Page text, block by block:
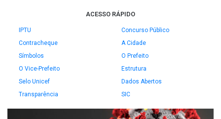
ACESSO RÁPIDO
IPTU
Concurso Público
Contracheque
A Cidade
Símbolos
O Prefeito
O Vice-Prefeito
Estrutura
Selo Unicef
Dados Abertos
Transparência
SIC